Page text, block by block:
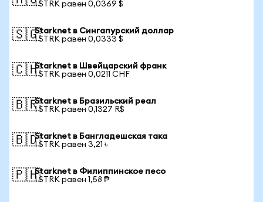
1 STRK равен 0,0369 $
🇸🇬Starknet в Сингапурский доллар
1 STRK равен 0,0333 $
🇨🇭Starknet в Швейцарский франк
1 STRK равен 0,0211 CHF
🇧🇷Starknet в Бразильский реал
1 STRK равен 0,1327 R$
🇧🇩Starknet в Бангладешская така
1 STRK равен 3,21 ৳
🇵🇭Starknet в Филиппинское песо
1 STRK равен 1,58 ₱